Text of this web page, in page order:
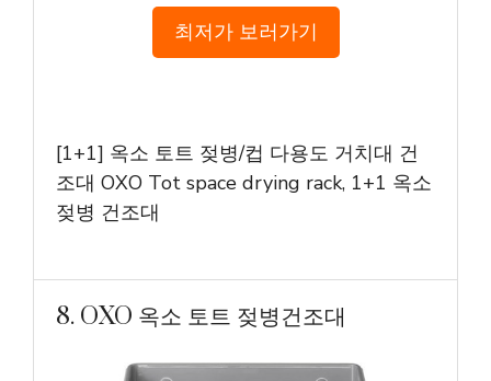
최저가 보러가기
[1+1] 옥소 토트 젖병/컵 다용도 거치대 건
조대 OXO Tot space drying rack, 1+1 옥소
젖병 건조대
8. OXO 옥소 토트 젖병건조대